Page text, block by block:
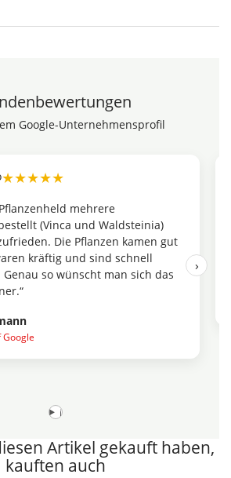
Google-Unternehmensprofil
★★★★★
mehrere
(Vinca und Waldsteinia)
Die Pflanzen kamen gut
kräftig und sind schnell
Genau so wünscht man sich das
›
i
Artikel gekauft haben,
kauften auch